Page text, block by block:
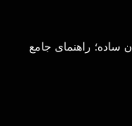
ساده؛ راهنمای جامع